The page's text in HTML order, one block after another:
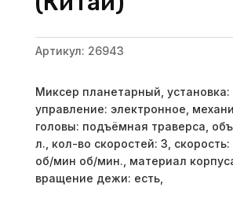
Артикул: 26943
Миксер планетарный, установка:
управление: электронное,
головы: подъёмная траверса,
л., кол-во скоростей: 3, скорость:
об/мин об/мин., материал
вращение дежи: есть,